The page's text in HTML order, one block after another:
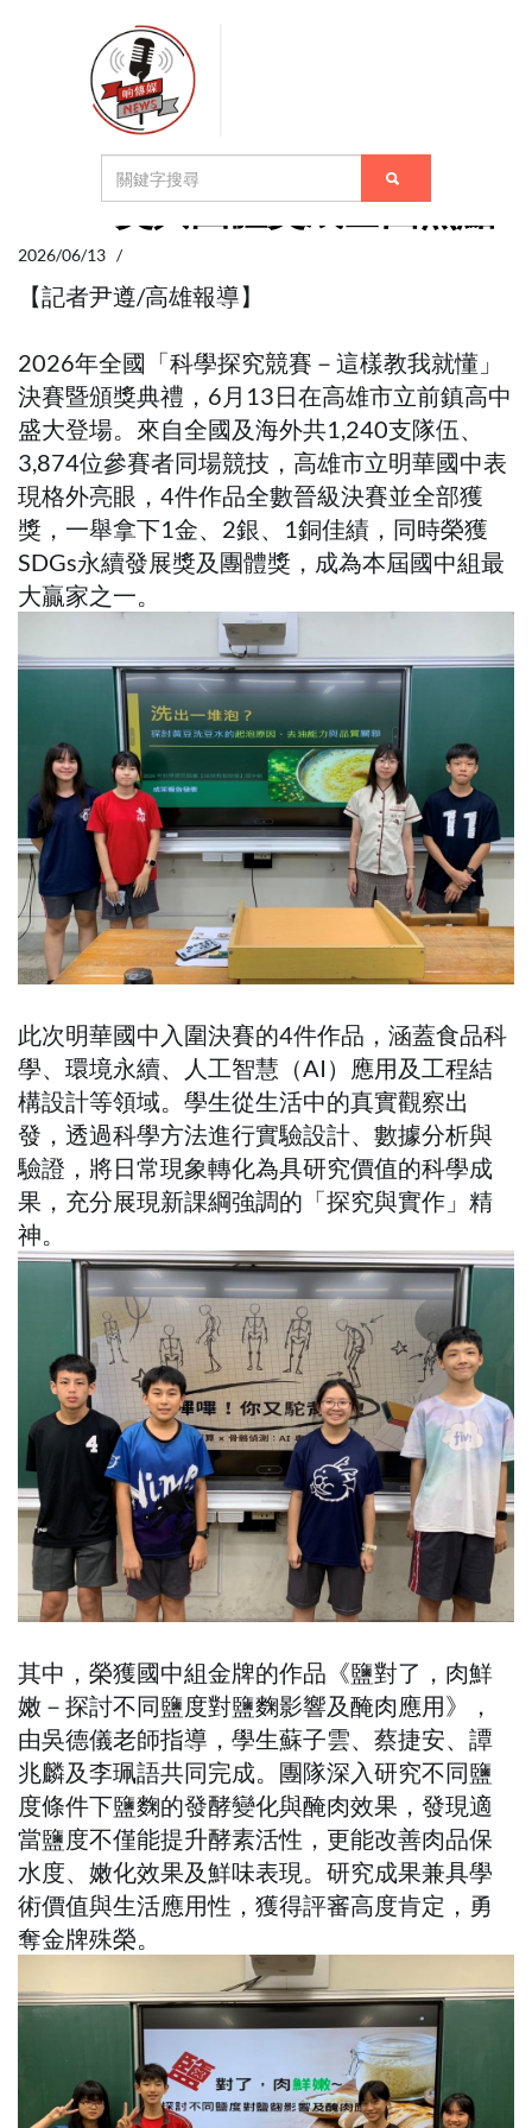
高雄明華國中勇奪2026科學
探究競賽1金2銀1銅 再獲
SDGs獎與團體獎成全國焦點
2026/06/13 /
【記者尹遵/高雄報導】
2026年全國「科學探究競賽－這樣教我就懂」
決賽暨頒獎典禮，6月13日在高雄市立前鎮高中
盛大登場。來自全國及海外共1,240支隊伍、
3,874位參賽者同場競技，高雄市立明華國中表
現格外亮眼，4件作品全數晉級決賽並全部獲
獎，一舉拿下1金、2銀、1銅佳績，同時榮獲
SDGs永續發展獎及團體獎，成為本屆國中組最
大贏家之一。
此次明華國中入圍決賽的4件作品，涵蓋食品科
學、環境永續、人工智慧（AI）應用及工程結
構設計等領域。學生從生活中的真實觀察出
發，透過科學方法進行實驗設計、數據分析與
驗證，將日常現象轉化為具研究價值的科學成
果，充分展現新課綱強調的「探究與實作」精
神。
其中，榮獲國中組金牌的作品《鹽對了，肉鮮
嫩－探討不同鹽度對鹽麴影響及醃肉應用》，
由吳德儀老師指導，學生蘇子雲、蔡捷安、譚
兆麟及李珮語共同完成。團隊深入研究不同鹽
度條件下鹽麴的發酵變化與醃肉效果，發現適
當鹽度不僅能提升酵素活性，更能改善肉品保
水度、嫩化效果及鮮味表現。研究成果兼具學
術價值與生活應用性，獲得評審高度肯定，勇
奪金牌殊榮。